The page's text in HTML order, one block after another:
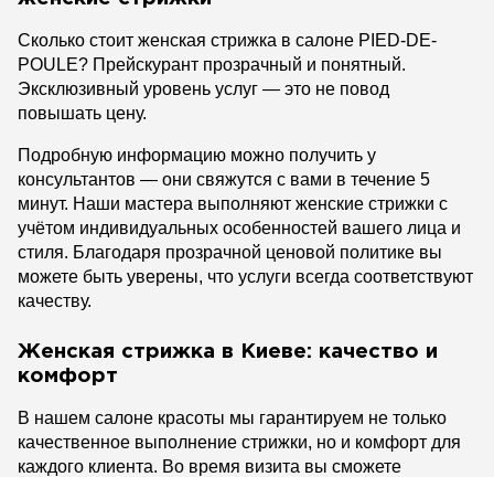
Сколько стоит женская стрижка в салоне PIED-DE-
POULE? Прейскурант прозрачный и понятный.
Эксклюзивный уровень услуг — это не повод
повышать цену.
Подробную информацию можно получить у
консультантов — они свяжутся с вами в течение 5
минут. Наши мастера выполняют женские стрижки с
учётом индивидуальных особенностей вашего лица и
стиля. Благодаря прозрачной ценовой политике вы
можете быть уверены, что услуги всегда соответствуют
качеству.
Женская стрижка в Киеве: качество и
комфорт
В нашем салоне красоты мы гарантируем не только
качественное выполнение стрижки, но и комфорт для
каждого клиента. Во время визита вы сможете